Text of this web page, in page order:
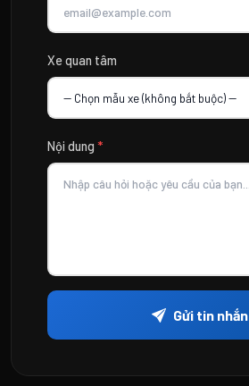
Xe quan tâm
Nội dung *
Gửi tin nhắn